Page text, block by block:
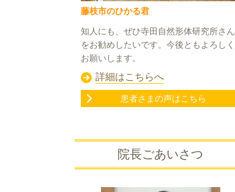
藤枝市のひかる君
知人にも、ぜひ寺田自然形体研究所さん
をお勧めしたいです。今後ともよろしく
お願いします。
詳細はこちらへ
患者さまの声はこちら
院長ごあいさつ